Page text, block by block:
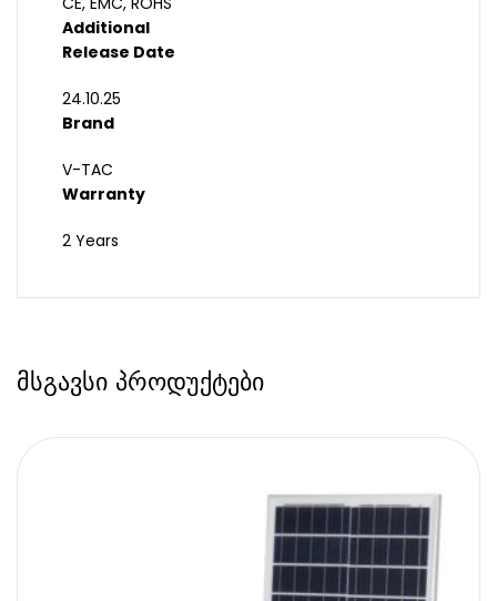
Additional
Release Date
24.10.25
Brand
V-TAC
Warranty
2 Years
მსგავსი პროდუქტები